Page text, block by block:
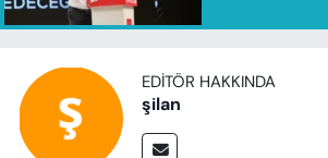
EDITÖR HAKKINDA
şilan